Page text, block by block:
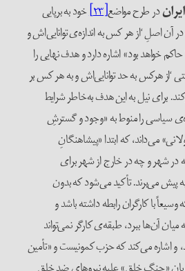
در طرح مواضع[۲۳]
خود به برپایی
آن اصلِ ‘از هر کس به اندازه‌ی توانایی‌اش و
خواهد بود» اشاره دارد و هدف نهایی را
‘از هرکس به حد توانایی‌اش و به هر کس بر
برای نیل به این هدف به‌خاطر شرایط
سیاسی را منوط به «وجود و گسترشِ
می‌داند، که ابتدا «پیشاهنگانِ
شهر و چه در خارج از شهر برای
پیش می‌برند. تأکید می‌شود که بدون
با کارگران رابطه داشته باشد و
آن‌ها ببرد، طبقه‌ی کارگر نمی‌تواند
و اشاره می‌کند که حزب کمونیست و «تأمین